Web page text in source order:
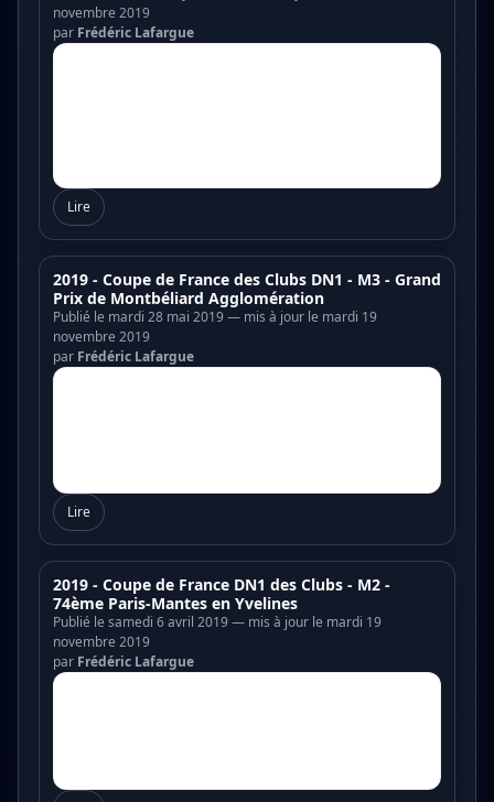
novembre 2019
par Frédéric Lafargue
Lire
2019 - Coupe de France des Clubs DN1 - M3 - Grand
Prix de Montbéliard Agglomération
Publié le mardi 28 mai 2019 — mis à jour le mardi 19
novembre 2019
par Frédéric Lafargue
Lire
2019 - Coupe de France DN1 des Clubs - M2 -
74ème Paris-Mantes en Yvelines
Publié le samedi 6 avril 2019 — mis à jour le mardi 19
novembre 2019
par Frédéric Lafargue